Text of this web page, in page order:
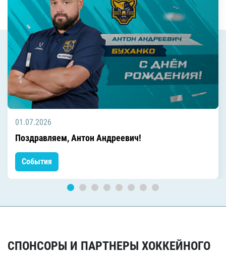
01.07.2026
Поздравляем, Антон Андреевич!
События
СПОНСОРЫ И ПАРТНЕРЫ ХОККЕЙНОГО